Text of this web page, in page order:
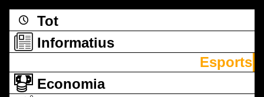
Tot
Informatius
Esports
Economia